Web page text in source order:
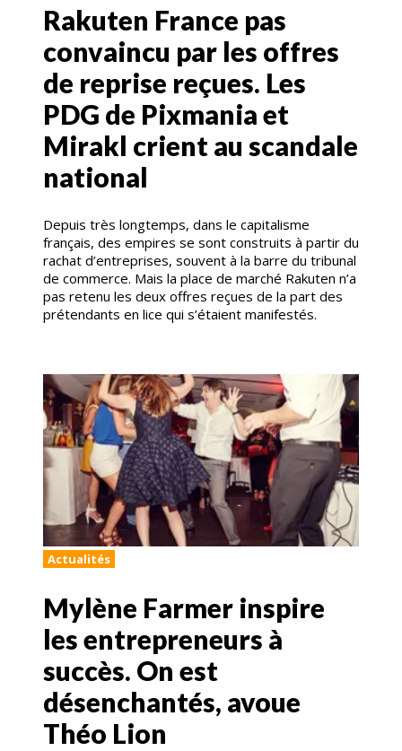
Rakuten France pas
convaincu par les offres
de reprise reçues. Les
PDG de Pixmania et
Mirakl crient au scandale
national
Depuis très longtemps, dans le capitalisme
français, des empires se sont construits à partir du
rachat d’entreprises, souvent à la barre du tribunal
de commerce. Mais la place de marché Rakuten n’a
pas retenu les deux offres reçues de la part des
prétendants en lice qui s’étaient manifestés.
Actualités
Mylène Farmer inspire
les entrepreneurs à
succès. On est
désenchantés, avoue
Théo Lion